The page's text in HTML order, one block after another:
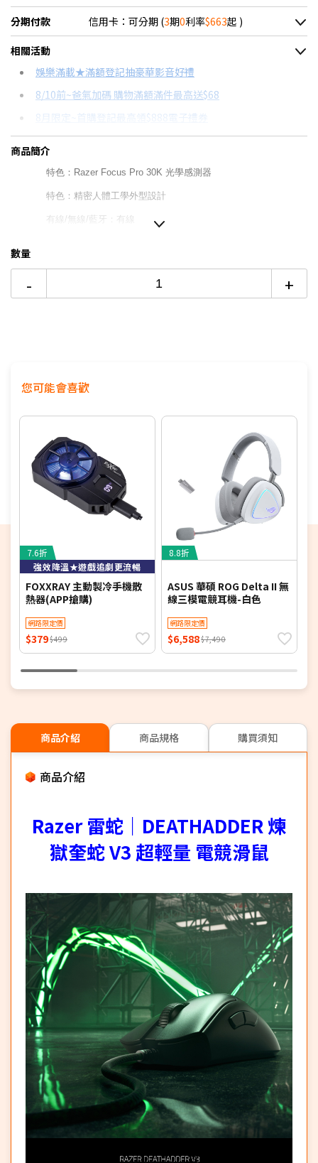
分期付款 信用卡：可分期 (3期0利率$663起 )
＊實際可分期數、適用利率，請以購物車顯示為主
信用卡分期
分期數
24期
每期金額 配合銀行/業者
相關活動
娛樂滿載★滿額登記抽豪華影音好禮
8/10前~爸氣加碼 購物滿額滿件最高送$68
8月限定~首購登記最高領$888電子禮券
台灣大哥大Open Possible聯名卡滿額最高回饋25%
商品簡介
特色：Razer Focus Pro 30K 光學感測器
特色：精密人體工學外型設計
有線/無線/藍牙：有線
特色：59g 超輕量設計
數量
- +
您可能會喜歡
7.6折
強效降溫★遊戲追劇更流暢
FOXXRAY 主動製冷手機散
熱器(APP搶購)
網路限定價
$379$499
8.8折
ASUS 華碩 ROG Delta II 無
線三模電競耳機-白色
網路限定價
$6,588$7,490
商品介紹 商品規格 購買須知
商品介紹
Razer 雷蛇｜DEATHADDER 煉
獄奎蛇 V3 超輕量 電競滑鼠